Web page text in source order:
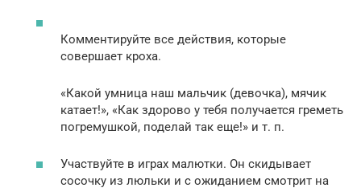
Комментируйте все действия, которые
совершает кроха.
«Какой умница наш мальчик (девочка), мячик
катает!», «Как здорово у тебя получается греметь
погремушкой, поделай так еще!» и т. п.
Участвуйте в играх малютки. Он скидывает
сосочку из люльки и с ожиданием смотрит на